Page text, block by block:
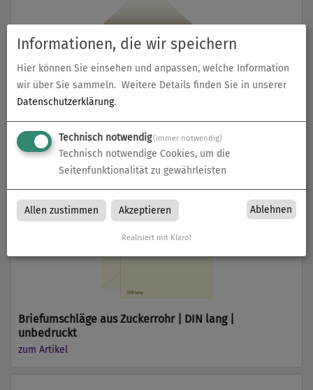
zum Artikel
Briefumschläge aus Zuckerrohr | DIN lang |
unbedruckt
zum Artikel
Informationen, die wir speichern
Hier können Sie einsehen und anpassen, welche Information
wir über Sie sammeln. Weitere Details finden Sie in unserer
Datenschutzerklärung.
Technisch notwendig(immer notwendig)
Technisch notwendige Cookies, um die
Seitenfunktionalität zu gewährleisten
Allen zustimmen Akzeptieren Ablehnen
Realisiert mit Klaro!